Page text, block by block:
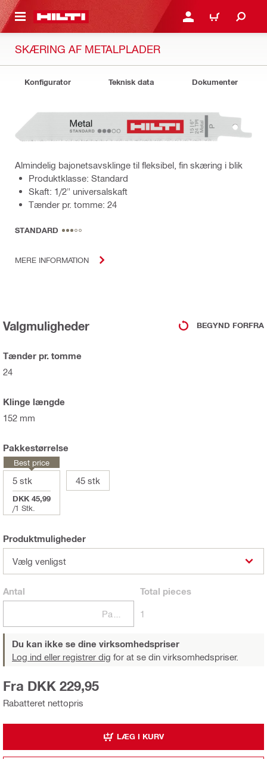
HOVEDINDHOLD LOG IND ELLER
INDKØBSKURV
SKÆRING AF METALPLADER
Konfigurator Teknisk data Dokumenter
Almindelig bajonetsavsklinge til fleksibel, fin skæring i blik
Produktklasse: Standard
Skaft: 1/2" universalskaft
Tænder pr. tomme: 24
STANDARD
MERE INFORMATION
Valgmuligheder BEGYND FORFRA
Tænder pr. tomme
24
Klinge længde
152 mm
Pakkestørrelse
5 stk
DKK 45,99
/1 Stk.
Best price
45 stk
Produktmuligheder
Vælg venligst
Antal Total pieces
1
Du kan ikke se dine virksomhedspriser
Log ind eller registrer dig for at se din virksomhedspriser.
Rabatteret nettopris
Fra DKK 229,95
LÆG I KURV